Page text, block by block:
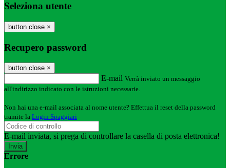
Seleziona utente
button close ×
Recupero password
button close ×
E-mail Verrà inviato un messaggio
all'indirizzo indicato con le istruzioni necessarie.
Non hai una e-mail associata al nome utente? Effettua il reset della password
tramite la Login Spaggiari
E-mail inviata, si prega di controllare la casella di posta elettronica!
Errore